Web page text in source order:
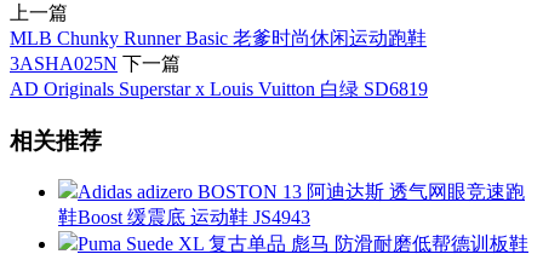
上一篇
MLB Chunky Runner Basic 老爹时尚休闲运动跑鞋
3ASHA025N 下一篇
AD Originals Superstar x Louis Vuitton 白绿 SD6819
相关推荐
Adidas adizero BOSTON 13 阿迪达斯 透气网眼竞速跑
鞋Boost 缓震底 运动鞋 JS4943
Puma Suede XL 复古单品 彪马 防滑耐磨低帮德训板鞋